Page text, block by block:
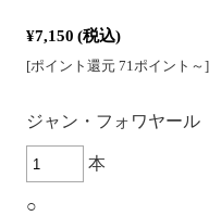
¥7,150 (税込)
[ポイント還元 71ポイント～]
ジャン・フォワヤール
本
○